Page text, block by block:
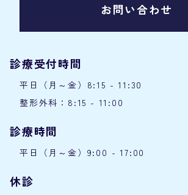
お問い合わせ
診療受付時間
平日（月～金）8:15 - 11:30
整形外科：8:15 - 11:00
診療時間
平日（月～金）9:00 - 17:00
休診